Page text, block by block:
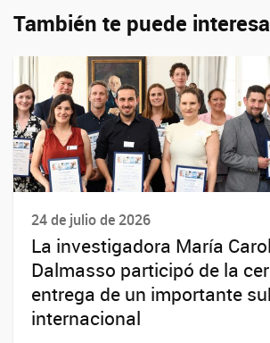
También te puede
24 de julio de 2026
La investigadora María
Dalmasso participó de la
entrega de un importante
internacional